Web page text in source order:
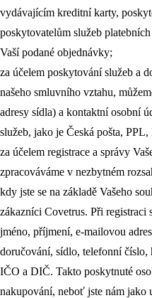
vydávajícím kreditní karty,
poskytovatelům služeb
Vaší podané objednávky;
za účelem poskytování služeb a
našeho smluvního vztahu,
adresy sídla) a kontaktní osobní
služeb, jako je Česká pošta,
za účelem registrace a správy
zpracováváme v nezbytném
kdy jste se na základě Vašeho
zákazníci Covetrus. Při registraci
jméno, příjmení, e-mailovou
doručování, sídlo, telefonní číslo,
IČO a DIČ. Takto poskytnuté
nakupování, neboť jste nám